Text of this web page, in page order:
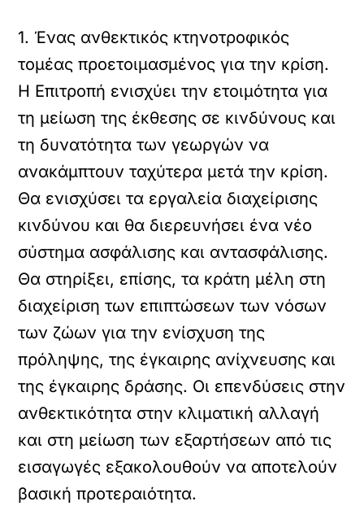
1. Ένας ανθεκτικός κτηνοτροφικός
τομέας προετοιμασμένος για την κρίση.
Η Επιτροπή ενισχύει την ετοιμότητα για
τη μείωση της έκθεσης σε κινδύνους και
τη δυνατότητα των γεωργών να
ανακάμπτουν ταχύτερα μετά την κρίση.
Θα ενισχύσει τα εργαλεία διαχείρισης
κινδύνου και θα διερευνήσει ένα νέο
σύστημα ασφάλισης και αντασφάλισης.
Θα στηρίξει, επίσης, τα κράτη μέλη στη
διαχείριση των επιπτώσεων των νόσων
των ζώων για την ενίσχυση της
πρόληψης, της έγκαιρης ανίχνευσης και
της έγκαιρης δράσης. Οι επενδύσεις στην
ανθεκτικότητα στην κλιματική αλλαγή
και στη μείωση των εξαρτήσεων από τις
εισαγωγές εξακολουθούν να αποτελούν
βασική προτεραιότητα.